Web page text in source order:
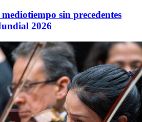
sin precedentes
2026